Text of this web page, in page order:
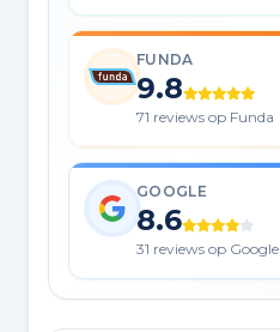
FUNDA
9.8
71 reviews op Funda
GOOGLE
8.6
31 reviews op Google